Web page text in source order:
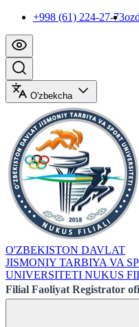
+998 (61) 224-27-73
O'zbekcha
O'ZBEKISTON DAVLAT
JISMONIY TARBIYA VA
UNIVERSITETI NUKUS
Filial Faoliyat Registrator